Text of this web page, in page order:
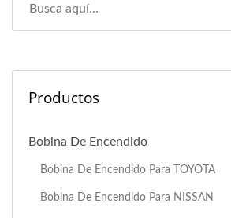
Productos
Bobina De Encendido
Bobina De Encendido Para TOYOTA
Bobina De Encendido Para NISSAN